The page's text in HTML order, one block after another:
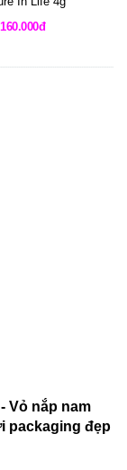
160.000đ
- Vỏ nắp nam
packaging đẹp